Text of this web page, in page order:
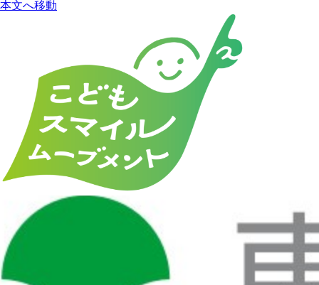
本文へ移動